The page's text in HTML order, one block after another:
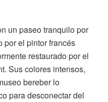
un paseo tranquilo por
por el pintor francés
restaurado por el
Sus colores intensos,
bereber lo
para desconectar del